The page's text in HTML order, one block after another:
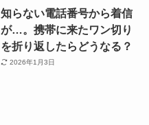
知らない電話番号から着信
が…。携帯に来たワン切り
を折り返したらどうなる？
2026年1月3日